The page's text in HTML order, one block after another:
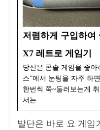
저렴하게 구입하
X7 레트로 게임기
당신은 콘솔 게임을 좋아
스”에서 눈팅을 자주 하
한번씩 쭉~둘러보는게
서는
발단은 바로 요 게임